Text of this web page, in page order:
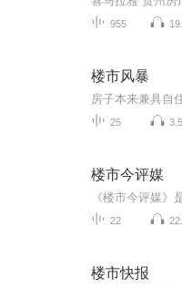
955
楼市风暴
25
楼市今评媒
22
楼市快报